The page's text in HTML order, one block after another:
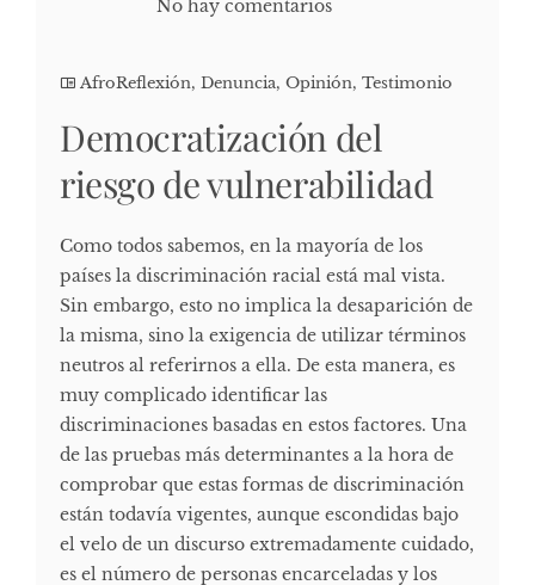
No hay comentarios
AfroReflexión, Denuncia, Opinión, Testimonio
Democratización del
riesgo de vulnerabilidad
Como todos sabemos, en la mayoría de los
países la discriminación racial está mal vista.
Sin embargo, esto no implica la desaparición de
la misma, sino la exigencia de utilizar términos
neutros al referirnos a ella. De esta manera, es
muy complicado identificar las
discriminaciones basadas en estos factores. Una
de las pruebas más determinantes a la hora de
comprobar que estas formas de discriminación
están todavía vigentes, aunque escondidas bajo
el velo de un discurso extremadamente cuidado,
es el número de personas encarceladas y los